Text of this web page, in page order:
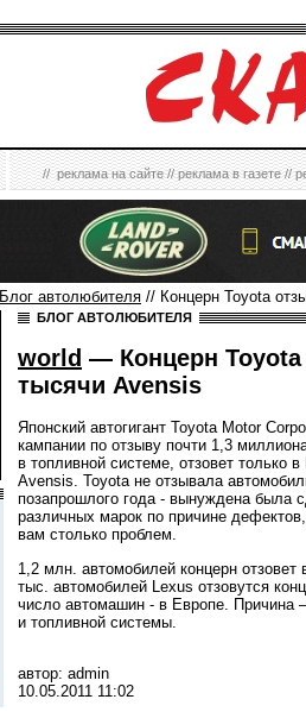
//реклама на сайте//реклама в газете//
Блог автолюбителя // Концерн Toyota
БЛОГ АВТОЛЮБИТЕЛЯ
world — Концерн Toyota
тысячи Avensis
Японский автогигант Toyota Motor
кампании по отзыву почти 1,3
в топливной системе, отзовет только
Avensis. Toyota не отзывала
позапрошлого года - вынуждена была
различных марок по причине
вам столько проблем.
1,2 млн. автомобилей концерн
тыс. автомобилей Lexus отзовутся
число автомашин - в Европе. Причина
и топливной системы.
автор: admin
10.05.2011 11:02